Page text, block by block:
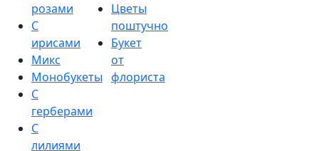
розами
С
ирисами
Микс
Монобукеты
С
герберами
С
лилиями
Цветы
поштучно
Букет
от
флориста